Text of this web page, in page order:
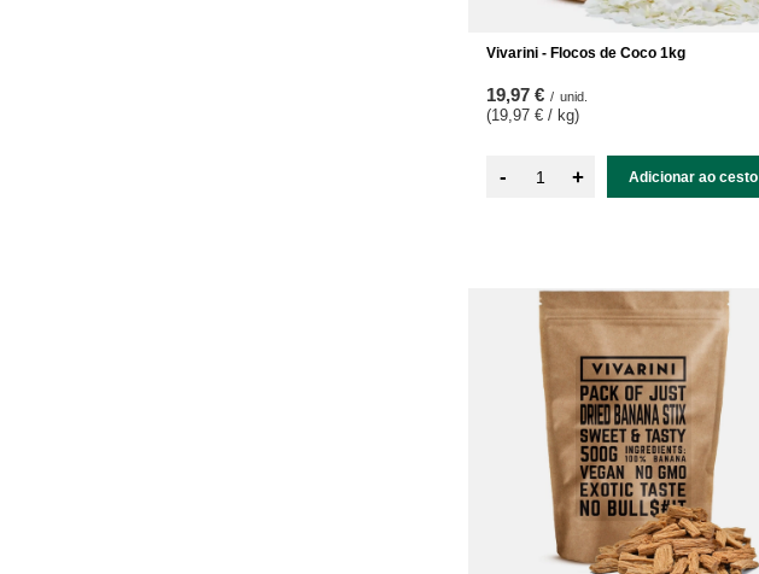
Vivarini - Flocos de Coco 1kg
19,97 € / unid.
(19,97 € / kg)
- + Adicionar ao cesto